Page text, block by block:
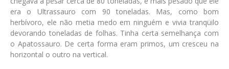
era o Ultrassauro com 90 toneladas. Mas, como bom
herbívoro, ele não metia medo em ninguém e vivia tranqüilo
devorando toneladas de folhas. Tinha certa semelhança com
o Apatossauro. De certa forma eram primos, um cresceu na
horizontal o outro na vertical.